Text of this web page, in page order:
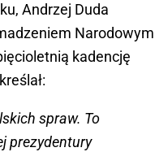
Andrzej Duda
Narodowym
kadencję
spraw. To
prezydentury